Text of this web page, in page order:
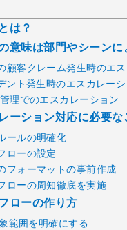
は？
意味は部門やシーンに
顧客クレーム発生時のエ
ント発生時のエスカレー
理でのエスカレーション
ーション対応に必要な
ールの明確化
ローの設定
フォーマットの事前作成
ローの周知徹底を実施
ローの作り方
範囲を明確にする